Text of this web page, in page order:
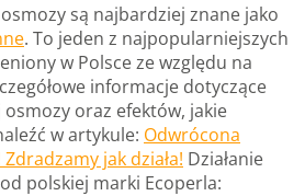
są najbardziej znane jako
. To jeden z najpopularniejszych
w Polsce ze względu na
informacje dotyczące
oraz efektów, jakie
w artykule: Odwrócona
jak działa! Działanie
polskiej marki Ecoperla: